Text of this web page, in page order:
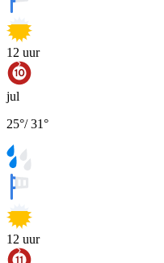
12 uur
jul
25°/31°
12 uur